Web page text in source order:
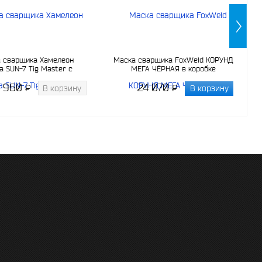
сварщика Хамелеон
SUN-7 Tig Master с
960P
- В корзину
Маска сварщика FoxWeld КОРУНД
МЕГА ЧЁРНАЯ в коробке
24 070P
- В корзину